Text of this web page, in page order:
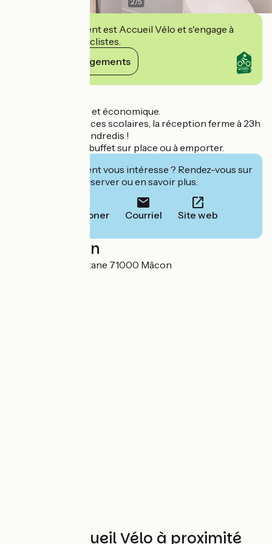
Cet établissement est Accueil Vélo et s'engage à
accueillir des cyclistes.
Voir ses engagements
Hôtel confortable et économique.
Pendant les vacances scolaires, la réception ferme à 23h
uniquement les vendredis !
Petit déjeuner en buffet sur place ou à emporter.
Cet établissement vous intéresse ? Rendez-vous sur
leur site pour réserver ou en savoir plus.
Téléphoner Courriel Site web
Localisation
73, rue de Barbentane 71000 Mâcon
Autres Accueil Vélo à proximité